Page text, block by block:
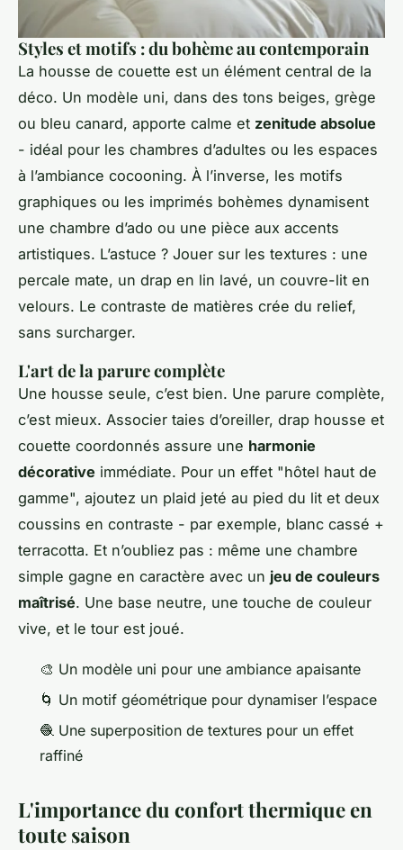
Styles et motifs : du bohème au contemporain
La housse de couette est un élément central de la
déco. Un modèle uni, dans des tons beiges, grège
ou bleu canard, apporte calme et zenitude absolue
- idéal pour les chambres d’adultes ou les espaces
à l’ambiance cocooning. À l’inverse, les motifs
graphiques ou les imprimés bohèmes dynamisent
une chambre d’ado ou une pièce aux accents
artistiques. L’astuce ? Jouer sur les textures : une
percale mate, un drap en lin lavé, un couvre-lit en
velours. Le contraste de matières crée du relief,
sans surcharger.
L'art de la parure complète
Une housse seule, c’est bien. Une parure complète,
c’est mieux. Associer taies d’oreiller, drap housse et
couette coordonnés assure une harmonie
décorative immédiate. Pour un effet "hôtel haut de
gamme", ajoutez un plaid jeté au pied du lit et deux
coussins en contraste - par exemple, blanc cassé +
terracotta. Et n’oubliez pas : même une chambre
simple gagne en caractère avec un jeu de couleurs
maîtrisé. Une base neutre, une touche de couleur
vive, et le tour est joué.
🎨 Un modèle uni pour une ambiance apaisante
🌀 Un motif géométrique pour dynamiser l’espace
🧶 Une superposition de textures pour un effet
raffiné
L'importance du confort thermique en
toute saison